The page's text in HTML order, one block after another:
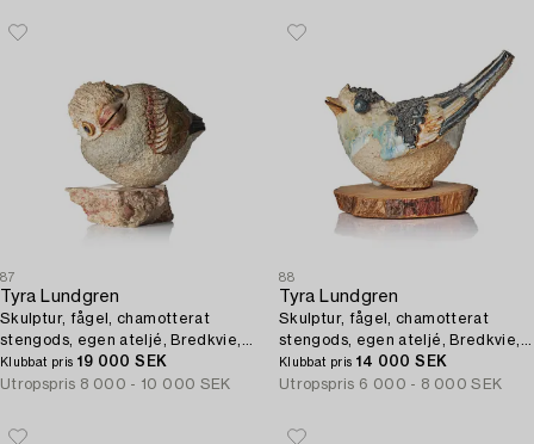
87
Tyra Lundgren
Skulptur, fågel, chamotterat
stengods, egen ateljé, Bredkvie,
Gotland.
Klubbat pris 19 000 SEK
Utropspris 8 000 - 10 000 SEK
88
Tyra Lundgren
Skulptur, fågel, chamotterat
stengods, egen ateljé, Bredkvie,
Gotland, 1978.
Klubbat pris 14 000 SEK
Utropspris 6 000 - 8 000 SEK